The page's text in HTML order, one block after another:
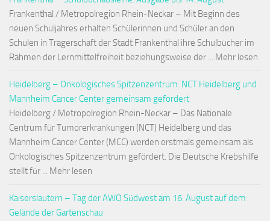
Frankenthal / Metropolregion Rhein-Neckar – Mit Beginn des
neuen Schuljahres erhalten Schülerinnen und Schüler an den
Schulen in Trägerschaft der Stadt Frankenthal ihre Schulbücher im
Rahmen der Lernmittelfreiheit beziehungsweise der ... Mehr lesen
Heidelberg – Onkologisches Spitzenzentrum: NCT Heidelberg und
Mannheim Cancer Center gemeinsam gefördert
Heidelberg / Metropolregion Rhein-Neckar – Das Nationale
Centrum für Tumorerkrankungen (NCT) Heidelberg und das
Mannheim Cancer Center (MCC) werden erstmals gemeinsam als
Onkologisches Spitzenzentrum gefördert. Die Deutsche Krebshilfe
stellt für ... Mehr lesen
Kaiserslautern – Tag der AWO Südwest am 16. August auf dem
Gelände der Gartenschau